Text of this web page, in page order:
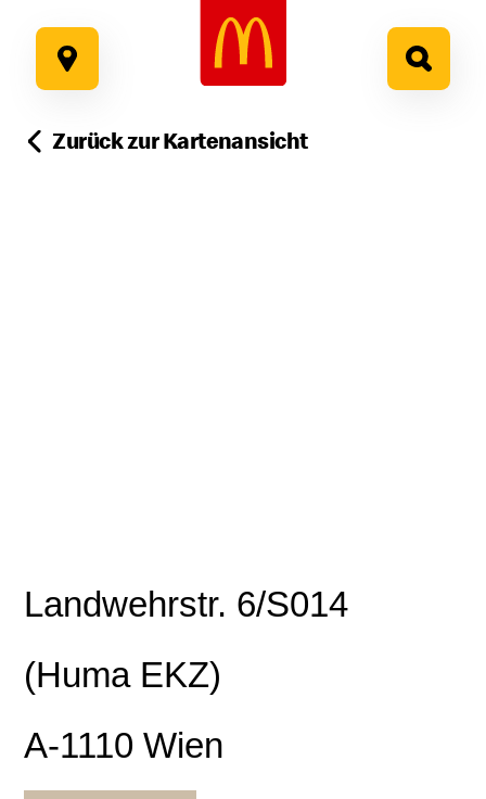
Inhalt
springen
Zurück zur Kartenansicht
Landwehrstr. 6/S014
(Huma EKZ)
A-1110 Wien